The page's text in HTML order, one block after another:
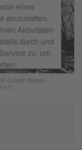
eines
einzubetten.
Aktivitäten
durch und
zu, um
Joseph Beuys-
e.V.